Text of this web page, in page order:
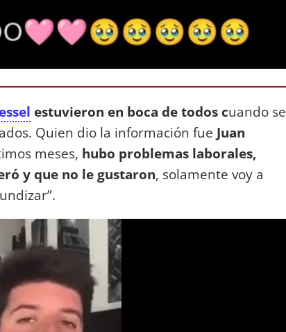
estuvieron en boca de todos cuando se
Quien dio la información fue Juan
meses, hubo problemas laborales,
y que no le gustaron, solamente voy a